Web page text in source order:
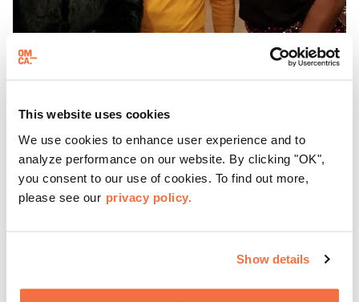
This website uses cookies
We use cookies to enhance user experience and to
analyze performance on our website. By clicking "OK",
you consent to our use of cookies. To find out more,
please see our privacy policy.
Show details
HORARIO DE TARDE
Disfruta de ThursDates en el OMCA: tu cita semanal en el
museo, llena de cócteles, cultura y ambiente. Relájate en
el Town Fare Cafe, del chef Michele McQueen, donde
podrás disfrutar de bebidas y aperitivos con música de
Más información